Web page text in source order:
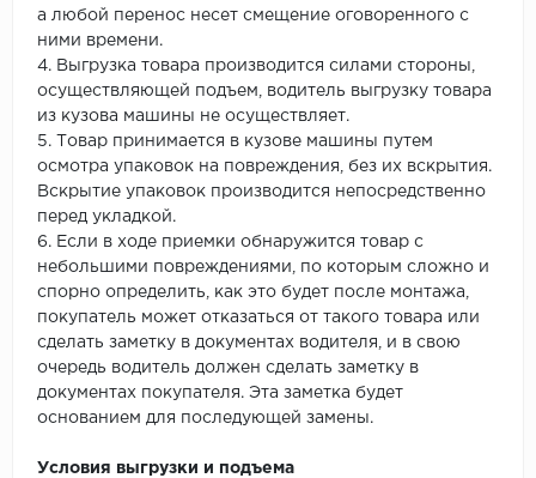
а любой перенос несет смещение оговоренного с
ними времени.
4. Выгрузка товара производится силами стороны,
осуществляющей подъем, водитель выгрузку товара
из кузова машины не осуществляет.
5. Товар принимается в кузове машины путем
осмотра упаковок на повреждения, без их вскрытия.
Вскрытие упаковок производится непосредственно
перед укладкой.
6. Если в ходе приемки обнаружится товар с
небольшими повреждениями, по которым сложно и
спорно определить, как это будет после монтажа,
покупатель может отказаться от такого товара или
сделать заметку в документах водителя, и в свою
очередь водитель должен сделать заметку в
документах покупателя. Эта заметка будет
основанием для последующей замены.
Условия выгрузки и подъема